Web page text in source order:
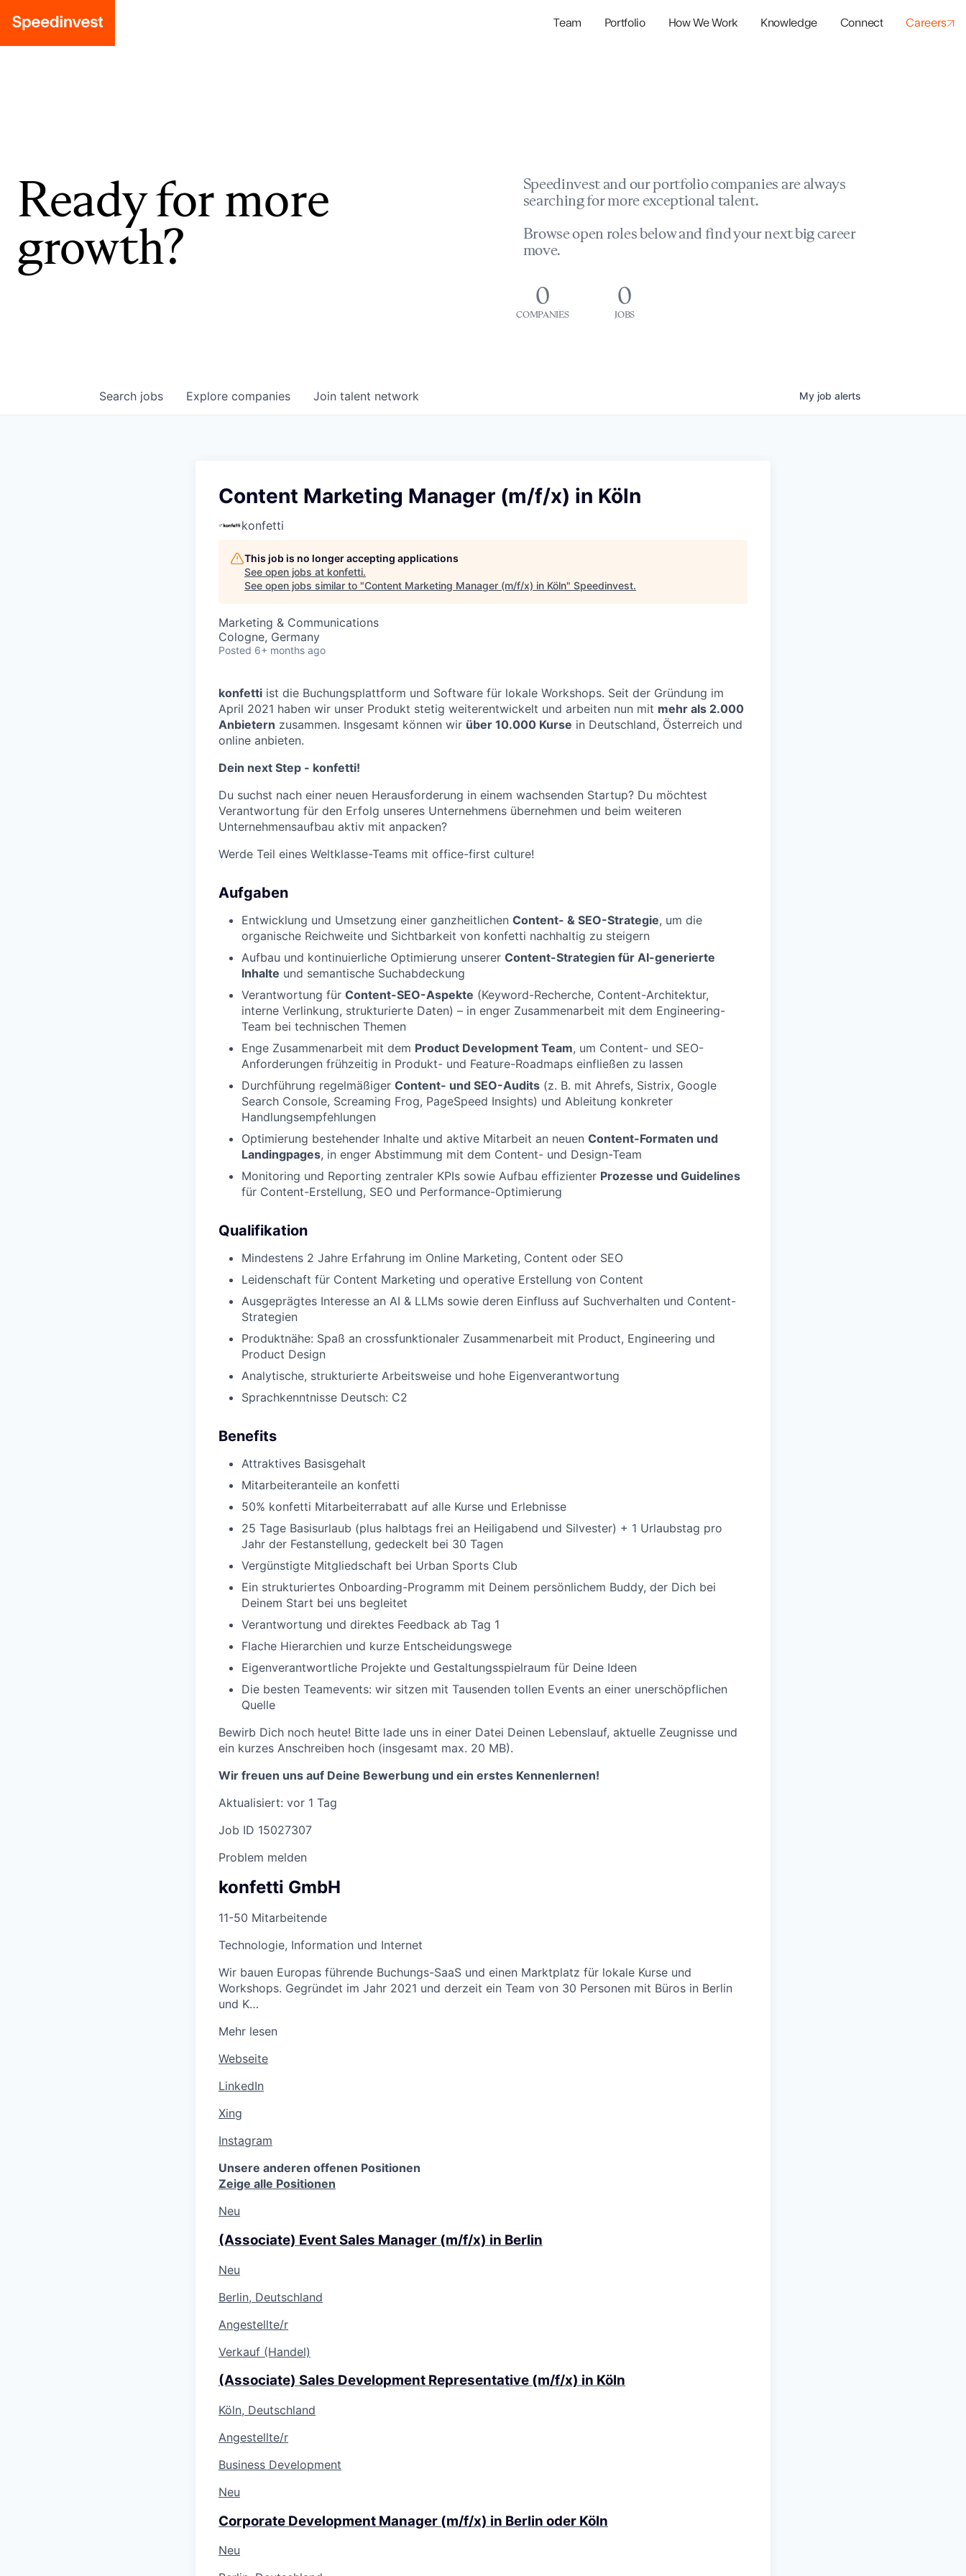
Team Portfolio How We Work Knowledge Connect Careers
Ready for more
growth?
Speedinvest and our portfolio companies are always
searching for more exceptional talent.
Browse open roles below and find your next big career
move.
0
COMPANIES
0
JOBS
Search jobs Explore companies Join talent network My job alerts
Content Marketing Manager (m/f/x) in Köln
konfetti
This job is no longer accepting applications
See open jobs at konfetti.
See open jobs similar to "Content Marketing Manager (m/f/x) in Köln" Speedinvest.
Marketing & Communications
Cologne, Germany
Posted 6+ months ago
konfetti ist die Buchungsplattform und Software für lokale Workshops. Seit der Gründung im
April 2021 haben wir unser Produkt stetig weiterentwickelt und arbeiten nun mit mehr als 2.000
Anbietern zusammen. Insgesamt können wir über 10.000 Kurse in Deutschland, Österreich und
online anbieten.
Dein next Step - konfetti!
Du suchst nach einer neuen Herausforderung in einem wachsenden Startup? Du möchtest
Verantwortung für den Erfolg unseres Unternehmens übernehmen und beim weiteren
Unternehmensaufbau aktiv mit anpacken?
Werde Teil eines Weltklasse-Teams mit office-first culture!
Aufgaben
Entwicklung und Umsetzung einer ganzheitlichen Content- & SEO-Strategie, um die
organische Reichweite und Sichtbarkeit von konfetti nachhaltig zu steigern
Aufbau und kontinuierliche Optimierung unserer Content-Strategien für AI-generierte
Inhalte und semantische Suchabdeckung
Verantwortung für Content-SEO-Aspekte (Keyword-Recherche, Content-Architektur,
interne Verlinkung, strukturierte Daten) – in enger Zusammenarbeit mit dem Engineering-
Team bei technischen Themen
Enge Zusammenarbeit mit dem Product Development Team, um Content- und SEO-
Anforderungen frühzeitig in Produkt- und Feature-Roadmaps einfließen zu lassen
Durchführung regelmäßiger Content- und SEO-Audits (z. B. mit Ahrefs, Sistrix, Google
Search Console, Screaming Frog, PageSpeed Insights) und Ableitung konkreter
Handlungsempfehlungen
Optimierung bestehender Inhalte und aktive Mitarbeit an neuen Content-Formaten und
Landingpages, in enger Abstimmung mit dem Content- und Design-Team
Monitoring und Reporting zentraler KPIs sowie Aufbau effizienter Prozesse und Guidelines
für Content-Erstellung, SEO und Performance-Optimierung
Qualifikation
Mindestens 2 Jahre Erfahrung im Online Marketing, Content oder SEO
Leidenschaft für Content Marketing und operative Erstellung von Content
Ausgeprägtes Interesse an AI & LLMs sowie deren Einfluss auf Suchverhalten und Content-
Strategien
Produktnähe: Spaß an crossfunktionaler Zusammenarbeit mit Product, Engineering und
Product Design
Analytische, strukturierte Arbeitsweise und hohe Eigenverantwortung
Sprachkenntnisse Deutsch: C2
Benefits
Attraktives Basisgehalt
Mitarbeiteranteile an konfetti
50% konfetti Mitarbeiterrabatt auf alle Kurse und Erlebnisse
25 Tage Basisurlaub (plus halbtags frei an Heiligabend und Silvester) + 1 Urlaubstag pro
Jahr der Festanstellung, gedeckelt bei 30 Tagen
Vergünstigte Mitgliedschaft bei Urban Sports Club
Ein strukturiertes Onboarding-Programm mit Deinem persönlichem Buddy, der Dich bei
Deinem Start bei uns begleitet
Verantwortung und direktes Feedback ab Tag 1
Flache Hierarchien und kurze Entscheidungswege
Eigenverantwortliche Projekte und Gestaltungsspielraum für Deine Ideen
Die besten Teamevents: wir sitzen mit Tausenden tollen Events an einer unerschöpflichen
Quelle
Bewirb Dich noch heute! Bitte lade uns in einer Datei Deinen Lebenslauf, aktuelle Zeugnisse und
ein kurzes Anschreiben hoch (insgesamt max. 20 MB).
Wir freuen uns auf Deine Bewerbung und ein erstes Kennenlernen!
Aktualisiert: vor 1 Tag
Job ID 15027307
Problem melden
konfetti GmbH
11-50 Mitarbeitende
Technologie, Information und Internet
Wir bauen Europas führende Buchungs-SaaS und einen Marktplatz für lokale Kurse und
Workshops. Gegründet im Jahr 2021 und derzeit ein Team von 30 Personen mit Büros in Berlin
und K…
Mehr lesen
Webseite
LinkedIn
Xing
Instagram
Unsere anderen offenen Positionen
Zeige alle Positionen
Neu
(Associate) Event Sales Manager (m/f/x) in Berlin
Neu
Berlin, Deutschland
Angestellte/r
Verkauf (Handel)
(Associate) Sales Development Representative (m/f/x) in Köln
Köln, Deutschland
Angestellte/r
Business Development
Neu
Corporate Development Manager (m/f/x) in Berlin oder Köln
Neu